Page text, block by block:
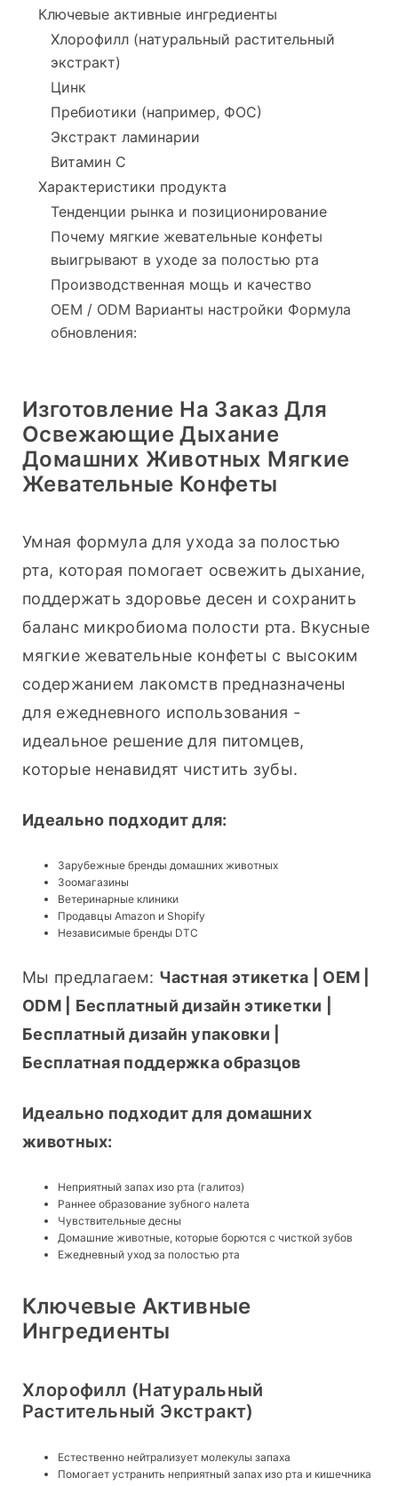
Ключевые активные ингредиенты
Хлорофилл (натуральный растительный
экстракт)
Цинк
Пребиотики (например, ФОС)
Экстракт ламинарии
Витамин C
Характеристики продукта
Тенденции рынка и позиционирование
Почему мягкие жевательные конфеты
выигрывают в уходе за полостью рта
Производственная мощь и качество
OEM / ODM Варианты настройки Формула
обновления:
Изготовление На Заказ Для
Освежающие Дыхание
Домашних Животных Мягкие
Жевательные Конфеты
Умная формула для ухода за полостью
рта, которая помогает освежить дыхание,
поддержать здоровье десен и сохранить
баланс микробиома полости рта. Вкусные
мягкие жевательные конфеты с высоким
содержанием лакомств предназначены
для ежедневного использования -
идеальное решение для питомцев,
которые ненавидят чистить зубы.
Идеально подходит для:
Зарубежные бренды домашних животных
Зоомагазины
Ветеринарные клиники
Продавцы Amazon и Shopify
Независимые бренды DTC
Мы предлагаем: Частная этикетка | OEM |
ODM | Бесплатный дизайн этикетки |
Бесплатный дизайн упаковки |
Бесплатная поддержка образцов
Идеально подходит для домашних
животных:
Неприятный запах изо рта (галитоз)
Раннее образование зубного налета
Чувствительные десны
Домашние животные, которые борются с чисткой зубов
Ежедневный уход за полостью рта
Ключевые Активные
Ингредиенты
Хлорофилл (натуральный
Растительный Экстракт)
Естественно нейтрализует молекулы запаха
Помогает устранить неприятный запах изо рта и кишечника